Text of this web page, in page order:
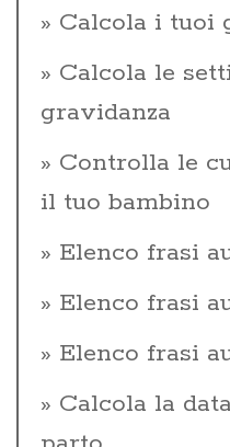
Calcola i tuoi
Calcola le
gravidanza
Controlla le
il tuo bambino
Elenco frasi
Elenco frasi
Elenco frasi
Calcola la